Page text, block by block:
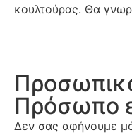
κουλτούρας. Θα
Πρόσωπο
Δεν σας αφήνουμε